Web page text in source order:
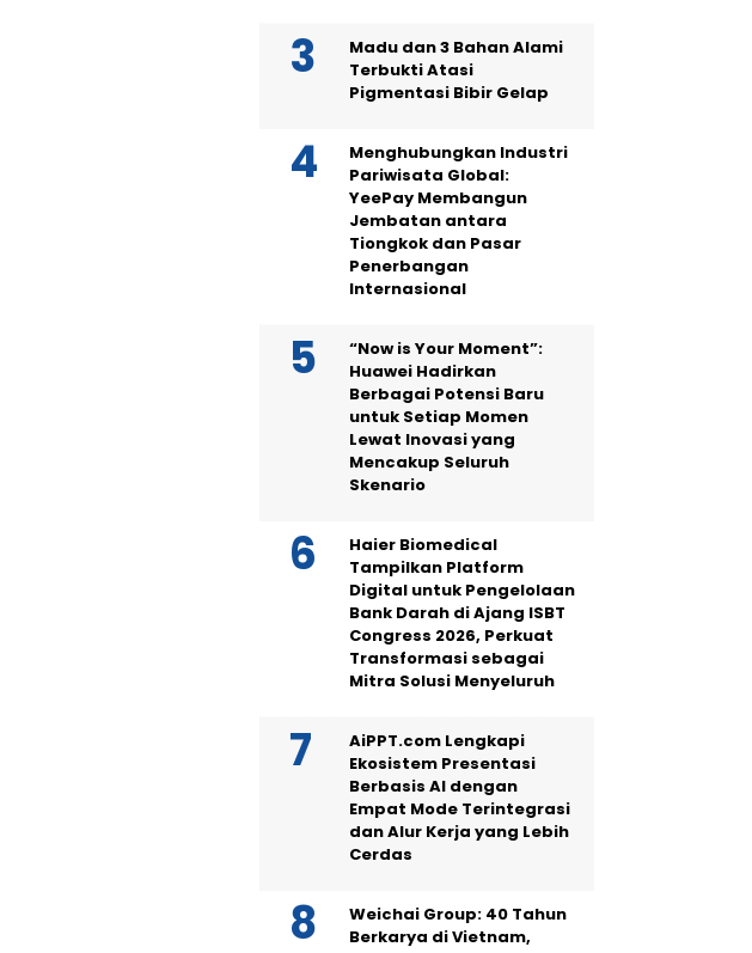
Madu dan 3 Bahan Alami
Terbukti Atasi
Pigmentasi Bibir Gelap
Menghubungkan Industri
Pariwisata Global:
YeePay Membangun
Jembatan antara
Tiongkok dan Pasar
Penerbangan
Internasional
“Now is Your Moment”:
Huawei Hadirkan
Berbagai Potensi Baru
untuk Setiap Momen
Lewat Inovasi yang
Mencakup Seluruh
Skenario
Haier Biomedical
Tampilkan Platform
Digital untuk Pengelolaan
Bank Darah di Ajang ISBT
Congress 2026, Perkuat
Transformasi sebagai
Mitra Solusi Menyeluruh
AiPPT.com Lengkapi
Ekosistem Presentasi
Berbasis AI dengan
Empat Mode Terintegrasi
dan Alur Kerja yang Lebih
Cerdas
Weichai Group: 40 Tahun
Berkarya di Vietnam,